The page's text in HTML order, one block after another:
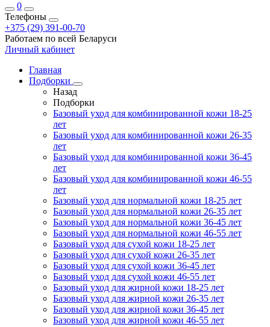
0
Телефоны
+375 (29) 391-00-70
Работаем по всей Беларуси
Личный кабинет
Главная
Подборки
Назад
Подборки
Базовый уход для комбинированной кожи 18-25
лет
Базовый уход для комбинированной кожи 26-35
лет
Базовый уход для комбинированной кожи 36-45
лет
Базовый уход для комбинированной кожи 46-55
лет
Базовый уход для нормальной кожи 18-25 лет
Базовый уход для нормальной кожи 26-35 лет
Базовый уход для нормальной кожи 36-45 лет
Базовый уход для нормальной кожи 46-55 лет
Базовый уход для сухой кожи 18-25 лет
Базовый уход для сухой кожи 26-35 лет
Базовый уход для сухой кожи 36-45 лет
Базовый уход для сухой кожи 46-55 лет
Базовый уход для жирной кожи 18-25 лет
Базовый уход для жирной кожи 26-35 лет
Базовый уход для жирной кожи 36-45 лет
Базовый уход для жирной кожи 46-55 лет